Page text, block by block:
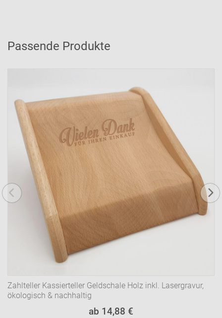
Passende Produkte
Zahlteller Kassierteller Geldschale Holz inkl. Lasergravur,
ökologisch & nachhaltig
ab 14,88 €